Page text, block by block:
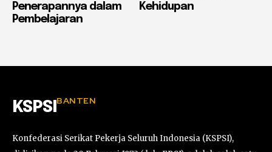
Penerapannya dalam
Pembelajaran
Kehidupan
KSPSI BANTEN
Konfederasi Serikat Pekerja Seluruh Indonesia (KSPSI),